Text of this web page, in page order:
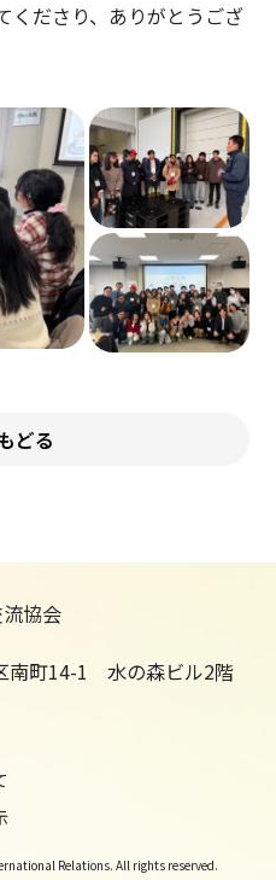
る
くださり、ありがとうござ
協会
南町14-1 水の森ビル2階
Relations. All rights reserved.